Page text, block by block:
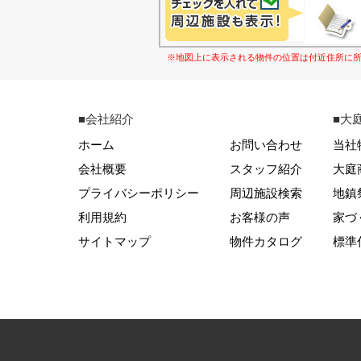
※地図上に表示される物件の位置は付近住所に
■会社紹介
ホーム
会社概要
プライバシーポリシー
利用規約
サイトマップ
お問い合わせ
スタッフ紹介
周辺施設検索
お客様の声
物件カタログ
■大
当社
大庭
地鎮
家づ
標準